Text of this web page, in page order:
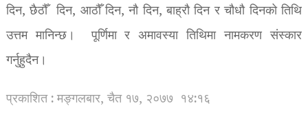
दिन, छैठौँ दिन, आठौँ दिन, नौ दिन, बाह्रौ दिन र चौधौ दिनको तिथि
उत्तम मानिन्छ। पूर्णिमा र अमावस्या तिथिमा नामकरण संस्कार
गर्नुहुदैन।
प्रकाशित : मङ्गलबार, चैत १७, २०७७ १४:१६